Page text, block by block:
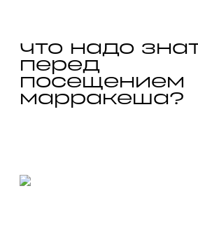
что надо
перед
посещением
марракеша?